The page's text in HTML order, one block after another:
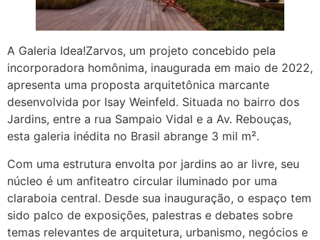
A Galeria Idea!Zarvos, um projeto concebido pela
incorporadora homônima, inaugurada em maio de 2022,
apresenta uma proposta arquitetônica marcante
desenvolvida por Isay Weinfeld. Situada no bairro dos
Jardins, entre a rua Sampaio Vidal e a Av. Rebouças,
esta galeria inédita no Brasil abrange 3 mil m².
Com uma estrutura envolta por jardins ao ar livre, seu
núcleo é um anfiteatro circular iluminado por uma
claraboia central. Desde sua inauguração, o espaço tem
sido palco de exposições, palestras e debates sobre
temas relevantes de arquitetura, urbanismo, negócios e